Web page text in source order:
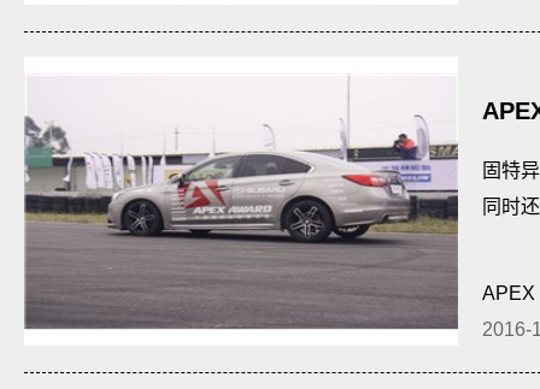
测试
固特
同时
APEX
2016-